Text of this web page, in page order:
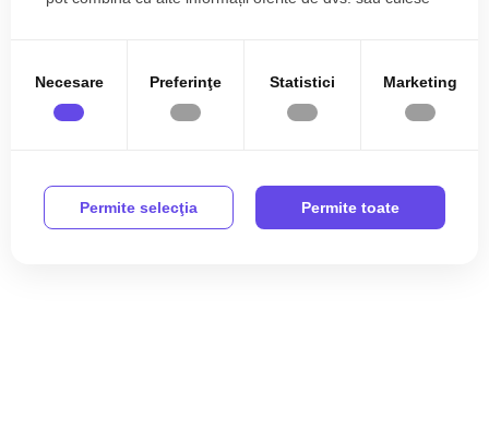
Necesare Preferinţe Statistici Marketing
Permite selecţia Permite toate